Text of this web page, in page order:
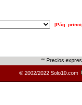
[Pág.
** Precios
© 2002/2022 Solo10.com